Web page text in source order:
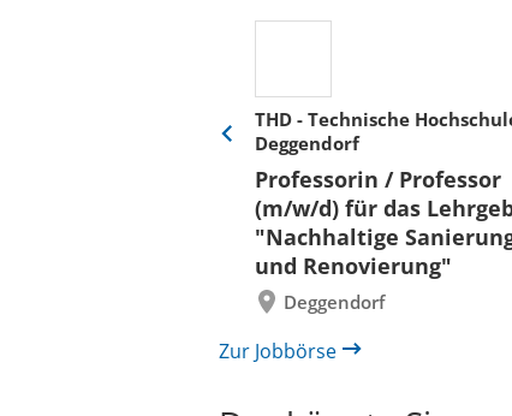
THD - Technische
Deggendorf
Professorin / Professor
(m/w/d) für das
"Nachhaltige
und Renovierung"
Deggendorf
Eine
zurück
Zur Jobbörse